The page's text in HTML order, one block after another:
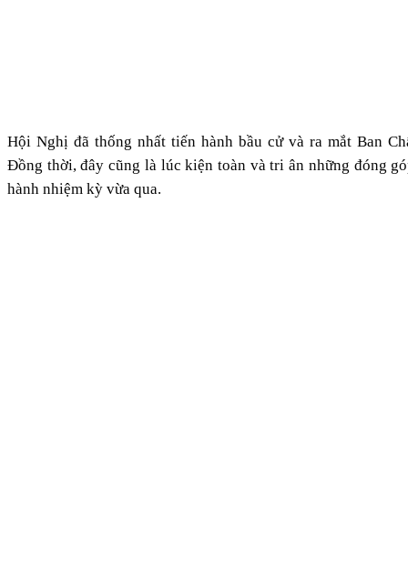
Hội Nghị đã thống nhất tiến hành bầu cử và ra mắt Ban
Đồng thời, đây cũng là lúc kiện toàn và tri ân những đóng
hành nhiệm kỳ vừa qua.